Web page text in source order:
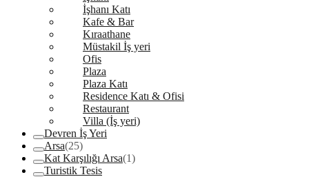
İşhanı Katı
Kafe & Bar
Kıraathane
Müstakil İş yeri
Ofis
Plaza
Plaza Katı
Residence Katı & Ofisi
Restaurant
Villa (İş yeri)
Devren İş Yeri
Arsa(25)
Kat Karşılığı Arsa(1)
Turistik Tesis